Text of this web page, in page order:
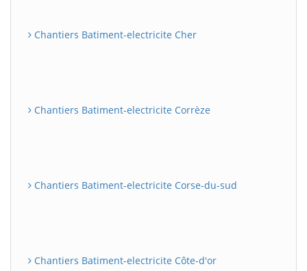
Chantiers Batiment-electricite Cher
Chantiers Batiment-electricite Corrèze
Chantiers Batiment-electricite Corse-du-sud
Chantiers Batiment-electricite Côte-d'or